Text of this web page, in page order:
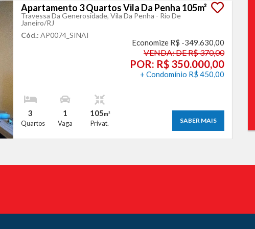
Apartamento 3 Quartos Vila Da Penha 105m²
Travessa Da Generosidade, Vila Da Penha - Rio De
Janeiro/RJ
Cód.: AP0074_SINAI
3
Quartos
1
Vaga
105m²
Privat.
Economize R$ -349.630,00
VENDA: DE R$ 370,00
POR: R$ 350.000,00
+ Condomínio R$ 450,00
SABER MAIS